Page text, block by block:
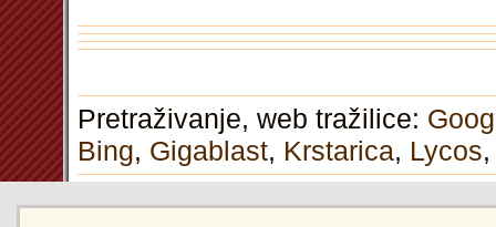
Pretraživanje, web tražilice:
Bing, Gigablast, Krstarica, Lycos